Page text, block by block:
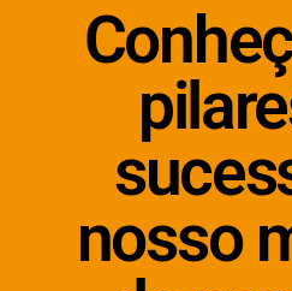
nosso